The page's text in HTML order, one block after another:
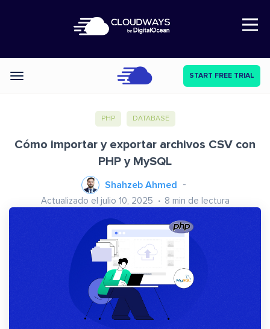
Open Nav
Categories START FREE TRIAL
PHP DATABASE
Cómo importar y exportar archivos CSV con
PHP y MySQL
Shahzeb Ahmed
Actualizado el julio 10, 2025 8 min de lectura